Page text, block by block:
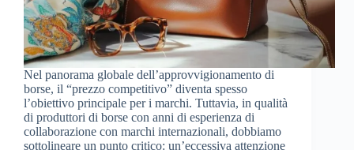
Nel panorama globale dell’approvvigionamento di
borse, il “prezzo competitivo” diventa spesso
l’obiettivo principale per i marchi. Tuttavia, in qualità
di produttori di borse con anni di esperienza di
collaborazione con marchi internazionali, dobbiamo
sottolineare un punto critico: un’eccessiva attenzione